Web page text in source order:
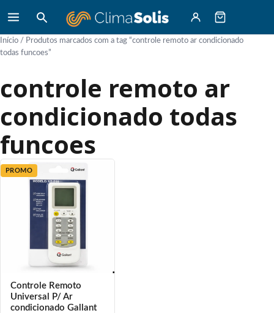
Início / Produtos marcados com a tag “controle remoto ar condicionado
todas funcoes”
controle remoto ar
condicionado todas
funcoes
PROMO
Controle Remoto
Universal P/ Ar
condicionado Gallant